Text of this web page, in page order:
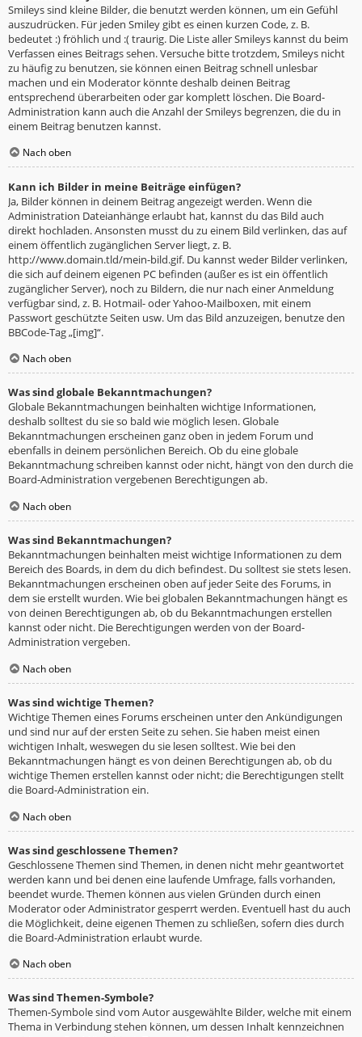
Smileys sind kleine Bilder, die benutzt werden können, um ein Gefühl
auszudrücken. Für jeden Smiley gibt es einen kurzen Code, z. B.
bedeutet :) fröhlich und :( traurig. Die Liste aller Smileys kannst du beim
Verfassen eines Beitrags sehen. Versuche bitte trotzdem, Smileys nicht
zu häufig zu benutzen, sie können einen Beitrag schnell unlesbar
machen und ein Moderator könnte deshalb deinen Beitrag
entsprechend überarbeiten oder gar komplett löschen. Die Board-
Administration kann auch die Anzahl der Smileys begrenzen, die du in
einem Beitrag benutzen kannst.
Nach oben
Kann ich Bilder in meine Beiträge einfügen?
Ja, Bilder können in deinem Beitrag angezeigt werden. Wenn die
Administration Dateianhänge erlaubt hat, kannst du das Bild auch
direkt hochladen. Ansonsten musst du zu einem Bild verlinken, das auf
einem öffentlich zugänglichen Server liegt, z. B.
http://www.domain.tld/mein-bild.gif. Du kannst weder Bilder verlinken,
die sich auf deinem eigenen PC befinden (außer es ist ein öffentlich
zugänglicher Server), noch zu Bildern, die nur nach einer Anmeldung
verfügbar sind, z. B. Hotmail- oder Yahoo-Mailboxen, mit einem
Passwort geschützte Seiten usw. Um das Bild anzuzeigen, benutze den
BBCode-Tag „[img]“.
Nach oben
Was sind globale Bekanntmachungen?
Globale Bekanntmachungen beinhalten wichtige Informationen,
deshalb solltest du sie so bald wie möglich lesen. Globale
Bekanntmachungen erscheinen ganz oben in jedem Forum und
ebenfalls in deinem persönlichen Bereich. Ob du eine globale
Bekanntmachung schreiben kannst oder nicht, hängt von den durch die
Board-Administration vergebenen Berechtigungen ab.
Nach oben
Was sind Bekanntmachungen?
Bekanntmachungen beinhalten meist wichtige Informationen zu dem
Bereich des Boards, in dem du dich befindest. Du solltest sie stets lesen.
Bekanntmachungen erscheinen oben auf jeder Seite des Forums, in
dem sie erstellt wurden. Wie bei globalen Bekanntmachungen hängt es
von deinen Berechtigungen ab, ob du Bekanntmachungen erstellen
kannst oder nicht. Die Berechtigungen werden von der Board-
Administration vergeben.
Nach oben
Was sind wichtige Themen?
Wichtige Themen eines Forums erscheinen unter den Ankündigungen
und sind nur auf der ersten Seite zu sehen. Sie haben meist einen
wichtigen Inhalt, weswegen du sie lesen solltest. Wie bei den
Bekanntmachungen hängt es von deinen Berechtigungen ab, ob du
wichtige Themen erstellen kannst oder nicht; die Berechtigungen stellt
die Board-Administration ein.
Nach oben
Was sind geschlossene Themen?
Geschlossene Themen sind Themen, in denen nicht mehr geantwortet
werden kann und bei denen eine laufende Umfrage, falls vorhanden,
beendet wurde. Themen können aus vielen Gründen durch einen
Moderator oder Administrator gesperrt werden. Eventuell hast du auch
die Möglichkeit, deine eigenen Themen zu schließen, sofern dies durch
die Board-Administration erlaubt wurde.
Nach oben
Was sind Themen-Symbole?
Themen-Symbole sind vom Autor ausgewählte Bilder, welche mit einem
Thema in Verbindung stehen können, um dessen Inhalt kennzeichnen